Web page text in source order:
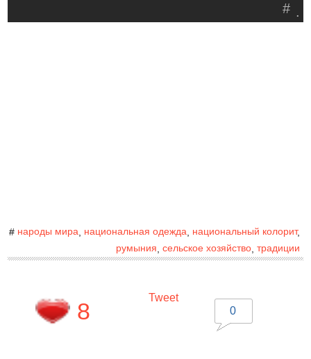
.
#
# народы мира, национальная одежда, национальный колорит,
румыния сельское хозяйство, традиции
8
Tweet
0